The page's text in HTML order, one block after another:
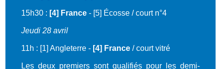
15h30 : [4] France - [5] Écosse / court n°4
Jeudi 28 avril
11h : [1] Angleterre - [4] France / court vitré
Les deux premiers sont qualifiés pour les demi-